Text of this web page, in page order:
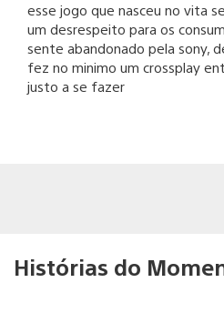
esse jogo que nasceu no vita
um desrespeito para os
sente abandonado pela sony,
fez no minimo um crossplay
justo a se fazer
Histórias do